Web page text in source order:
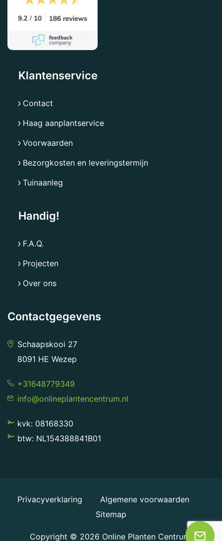
Klantenservice
Contact
Haag aanplantservice
Voorwaarden
Bezorgkosten en leveringstermijn
Tuinaanleg
Handig!
F.A.Q.
Projecten
Over ons
Contactgegevens
Schaapskooi 27
8091 HE Wezep
+31648779349
info@onlineplantencentrum.nl
kvk: 08168330
btw: NL154388841B01
Privacyverklaring
Algemene voorwaarden
Sitemap
Copyright © 2026 Online Planten Centrum